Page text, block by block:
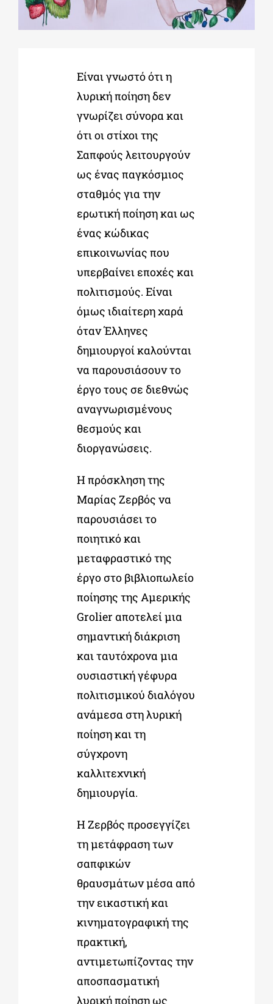
ΕΚΠΑΙΔΕΥΤΙΚΑ ΙΔΡΥΜΑΤΑ
ΠΟΛΙΤΙΣΤΙΚΟΙ ΦΟΡΕΙΣ
Είναι γνωστό ότι η
λυρική ποίηση δεν
γνωρίζει σύνορα και
ότι οι στίχοι της
Σαπφούς λειτουργούν
ως ένας παγκόσμιος
σταθμός για την
ερωτική ποίηση και ως
ένας κώδικας
επικοινωνίας που
υπερβαίνει εποχές και
πολιτισμούς. Είναι
όμως ιδιαίτερη χαρά
όταν Έλληνες
δημιουργοί καλούνται
να παρουσιάσουν το
έργο τους σε διεθνώς
αναγνωρισμένους
θεσμούς και
διοργανώσεις.
Η πρόσκληση της
Μαρίας Ζερβός να
παρουσιάσει το
ποιητικό και
μεταφραστικό της
έργο στο βιβλιοπωλείο
ποίησης της Αμερικής
Grolier αποτελεί μια
σημαντική διάκριση
και ταυτόχρονα μια
ουσιαστική γέφυρα
πολιτισμικού διαλόγου
ανάμεσα στη λυρική
ποίηση και τη
σύγχρονη
καλλιτεχνική
δημιουργία.
Η Ζερβός προσεγγίζει
τη μετάφραση των
σαπφικών
θραυσμάτων μέσα από
την εικαστική και
κινηματογραφική της
πρακτική,
αντιμετωπίζοντας την
αποσπασματική
λυρική ποίηση ως